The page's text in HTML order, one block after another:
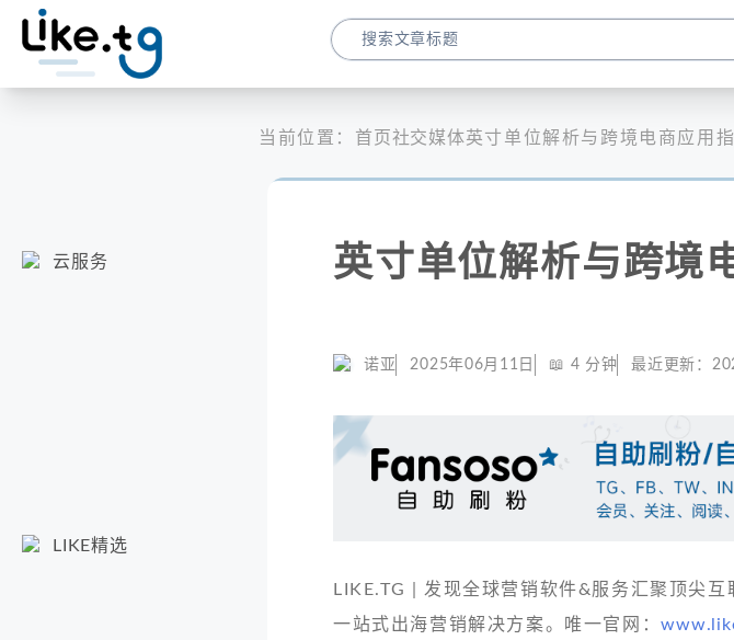
云服务
LIKE精选
当前位置： 首页社交媒体英寸单位解析与跨境电商应用
英寸单位解析与跨境
诺亚 2025年06月11日 📖 4 分钟 最近更新：
LIKE.TG | 发现全球营销软件&服务汇聚顶尖
一站式出海营销解决方案。唯一官网：